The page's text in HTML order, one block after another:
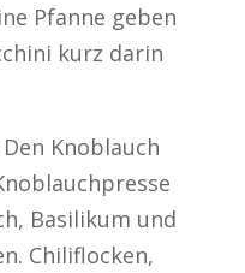
Pfanne geben
kurz darin
Knoblauch
Basilikum und
Chiliflocken,